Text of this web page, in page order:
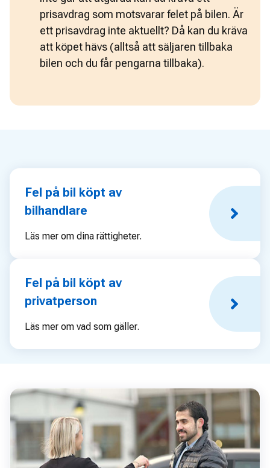
prisavdrag som motsvarar felet på bilen. Är
ett prisavdrag inte aktuellt? Då kan du kräva
att köpet hävs (alltså att säljaren tillbaka
bilen och du får pengarna tillbaka).
Fel på bil köpt av
bilhandlare
Läs mer om dina rättigheter.
Fel på bil köpt av
privatperson
Läs mer om vad som gäller.